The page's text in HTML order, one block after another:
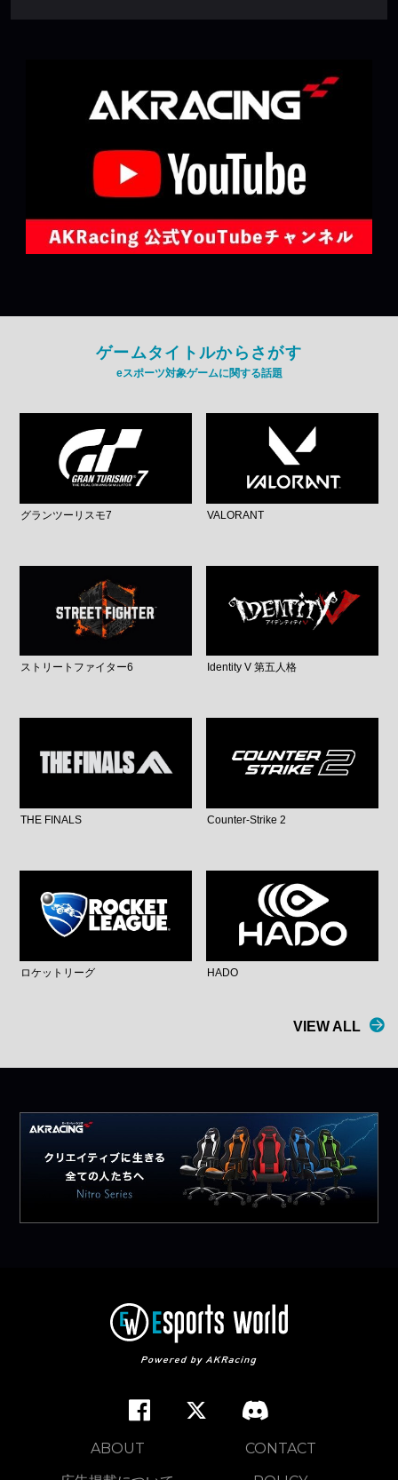
ゲームタイトルからさがす
eスポーツ対象ゲームに関する話題
グランツーリスモ7 VALORANT
ストリートファイター6 Identity V 第五人格
THE FINALS Counter-Strike 2
ロケットリーグ HADO
VIEW ALL
ABOUT
CONTACT